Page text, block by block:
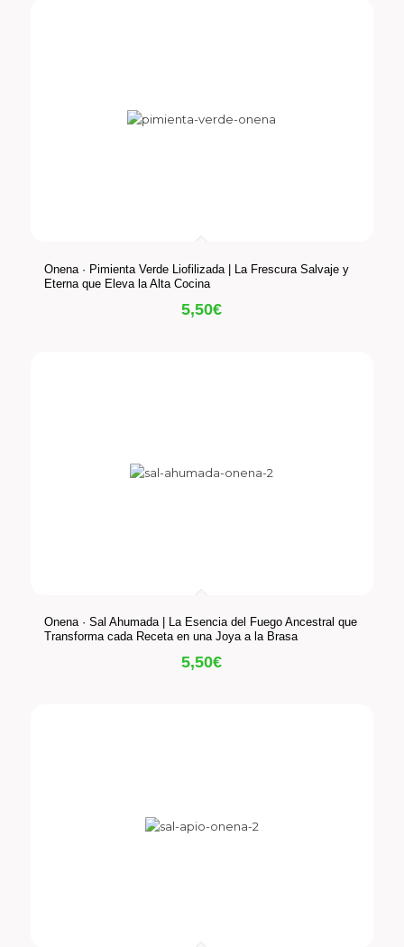
Onena · Pimienta Verde Liofilizada | La Frescura Salvaje y
Eterna que Eleva la Alta Cocina
5,50€
Onena · Sal Ahumada | La Esencia del Fuego Ancestral que
Transforma cada Receta en una Joya a la Brasa
5,50€